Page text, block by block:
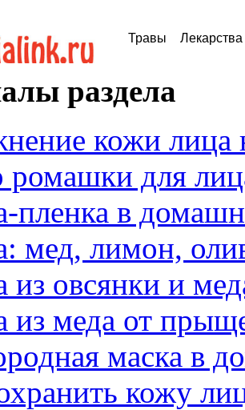
Травы Лекарства
раздела
кожи лица
ромашки для
пленка в
мед, лимон,
из овсянки и
из меда от
маска в
кожу